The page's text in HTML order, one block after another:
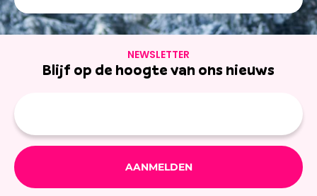
NEWSLETTER
Blijf op de hoogte van ons nieuws